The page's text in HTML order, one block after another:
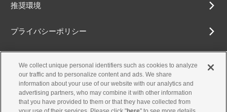
推奨環境
プライバシーポリシー
アクセシビリティ方針
We collect unique personal identifiers such as cookies to analyze
our traffic and to personalize content and ads. We share
information about your use of our website with our analytics and
advertising partners, who may combine it with other information
that you have provided to them or that they have collected from